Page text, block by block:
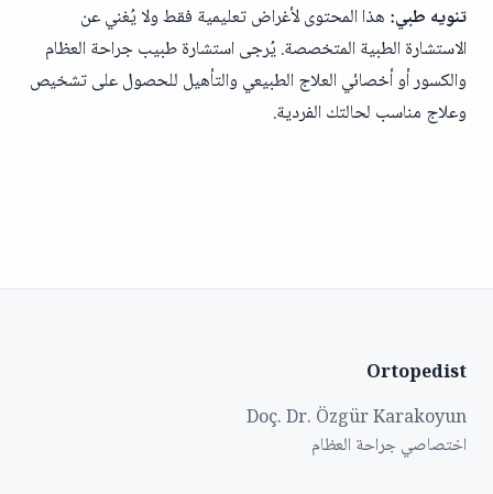
تنويه طبي: هذا المحتوى لأغراض تعليمية فقط ولا يُغني عن
الاستشارة الطبية المتخصصة. يُرجى استشارة طبيب جراحة العظام
والكسور أو أخصائي العلاج الطبيعي والتأهيل للحصول على تشخيص
وعلاج مناسب لحالتك الفردية.
Ortopedist
Doç. Dr. Özgür Karakoyun
اختصاصي جراحة العظام